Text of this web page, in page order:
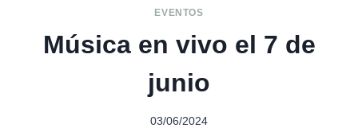
EVENTOS
Música en vivo el 7 de
junio
03/06/2024